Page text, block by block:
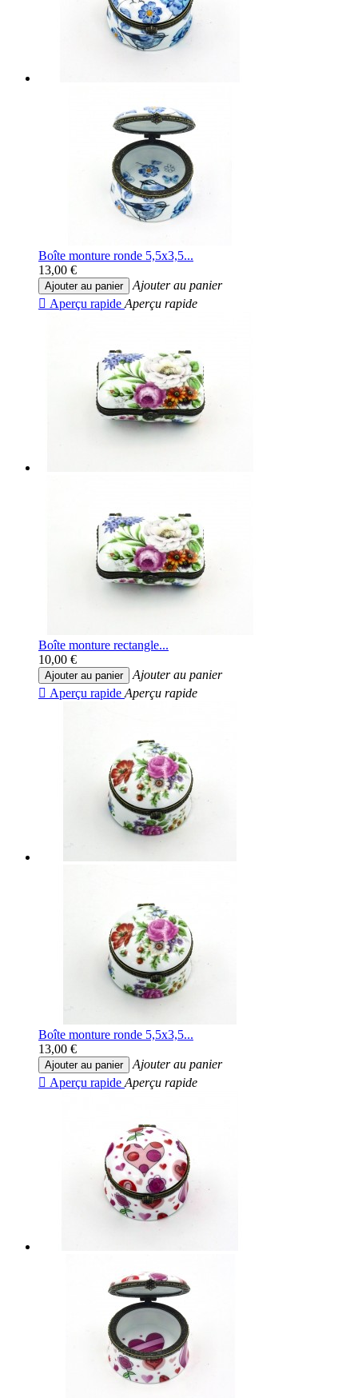
Boîte monture ronde 5,5x3,5...
13,00 €
Ajouter au panier
Ajouter au panier
 Aperçu rapide Aperçu rapide
Boîte monture rectangle...
10,00 €
Ajouter au panier
Ajouter au panier
 Aperçu rapide Aperçu rapide
Boîte monture ronde 5,5x3,5...
13,00 €
Ajouter au panier
Ajouter au panier
 Aperçu rapide Aperçu rapide